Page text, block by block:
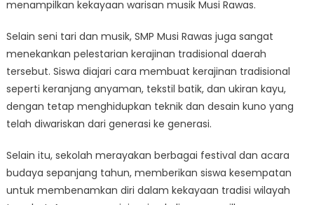
menampilkan kekayaan warisan musik Musi Rawas.
Selain seni tari dan musik, SMP Musi Rawas juga sangat
menekankan pelestarian kerajinan tradisional daerah
tersebut. Siswa diajari cara membuat kerajinan tradisional
seperti keranjang anyaman, tekstil batik, dan ukiran kayu,
dengan tetap menghidupkan teknik dan desain kuno yang
telah diwariskan dari generasi ke generasi.
Selain itu, sekolah merayakan berbagai festival dan acara
budaya sepanjang tahun, memberikan siswa kesempatan
untuk membenamkan diri dalam kekayaan tradisi wilayah